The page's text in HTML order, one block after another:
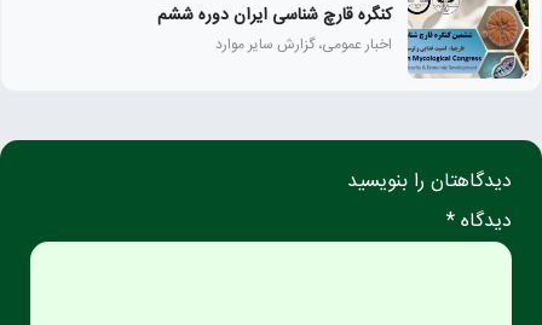
کنگره قارچ شناسی ایران دوره ششم
اخبار عمومی، گزارش سایر موارد
دیدگاهتان را بنویسید
دیدگاه *